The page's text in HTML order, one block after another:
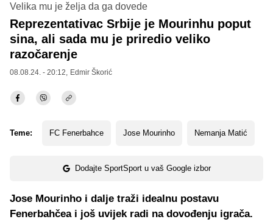
Velika mu je želja da ga dovede
Reprezentativac Srbije je Mourinhu poput
sina, ali sada mu je priredio veliko
razočarenje
08.08.24. - 20:12, Edmir Škorić
Teme: FC Fenerbahce Jose Mourinho Nemanja Matić
Dodajte SportSport u vaš Google izbor
Jose Mourinho i dalje traži idealnu postavu
Fenerbahčea i još uvijek radi na dovođenju igrača.